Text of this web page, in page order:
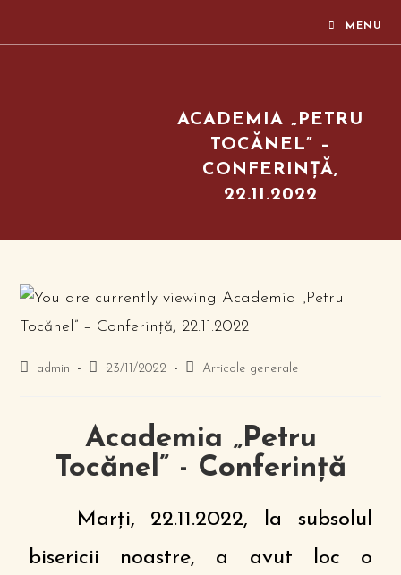
MENU
ACADEMIA „PETRU
TOCĂNEL” –
CONFERINȚĂ,
22.11.2022
admin 23/11/2022 Articole generale
Academia „Petru
Tocănel” - Conferință
Marți, 22.11.2022, la subsolul
bisericii noastre, a avut loc o